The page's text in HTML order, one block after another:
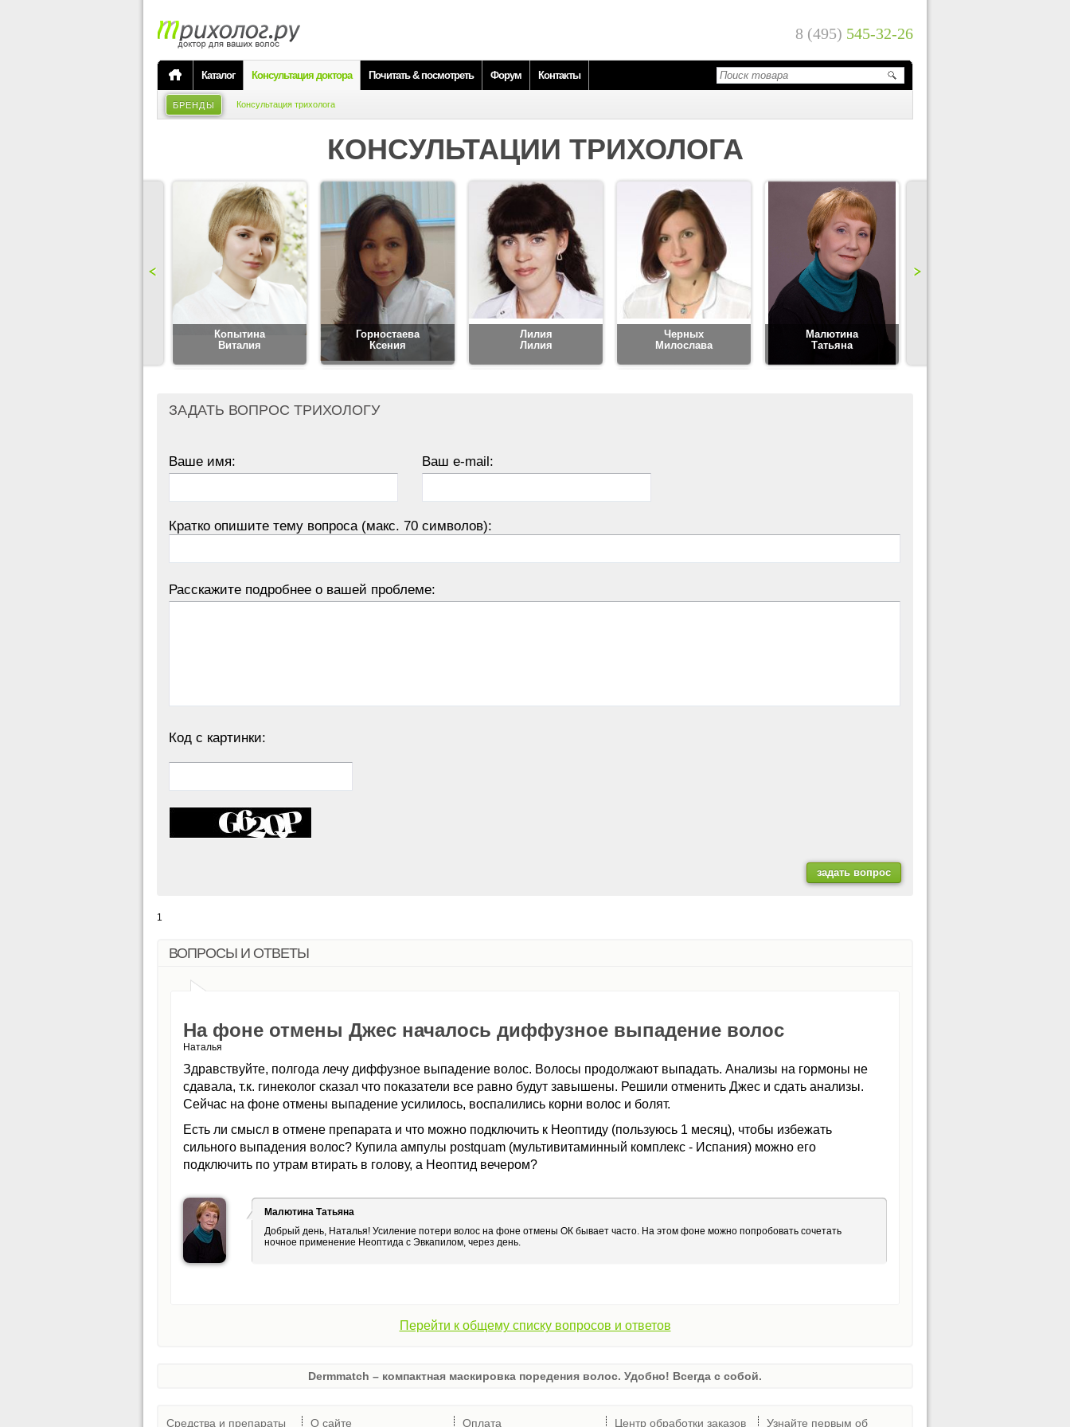
8 (495) 545-32-26
Каталог Консультация доктора Почитать & посмотреть Форум Контакты
БРЕНДЫ Консультация трихолога
КОНСУЛЬТАЦИИ ТРИХОЛОГА
Копытина
Виталия
Горностаева
Ксения
Лилия
Лилия
Черных
Милослава
Малютина
Татьяна
ЗАДАТЬ ВОПРОС ТРИХОЛОГУ
Ваше имя: Ваш e-mail:
Кратко опишите тему вопроса (макс. 70 символов):
Расскажите подробнее о вашей проблеме:
Код с картинки:
1
ВОПРОСЫ И ОТВЕТЫ
На фоне отмены Джес началось диффузное выпадение волос
Наталья
Здравствуйте, полгода лечу диффузное выпадение волос. Волосы продолжают выпадать. Анализы на гормоны не
сдавала, т.к. гинеколог сказал что показатели все равно будут завышены. Решили отменить Джес и сдать анализы.
Сейчас на фоне отмены выпадение усилилось, воспалились корни волос и болят.
Есть ли смысл в отмене препарата и что можно подключить к Неоптиду (пользуюсь 1 месяц), чтобы избежать
сильного выпадения волос? Купила ампулы postquam (мультивитаминный комплекс - Испания) можно его
подключить по утрам втирать в голову, а Неоптид вечером?
Малютина Татьяна
Добрый день, Наталья! Усиление потери волос на фоне отмены ОК бывает часто. На этом фоне можно попробовать сочетать
ночное применение Неоптида с Эвкапилом, через день.
Перейти к общему списку вопросов и ответов
Dermmatch – компактная маскировка поредения волос. Удобно! Всегда с собой.
Средства и препараты О сайте Оплата Центр обработки заказов Узнайте первым об